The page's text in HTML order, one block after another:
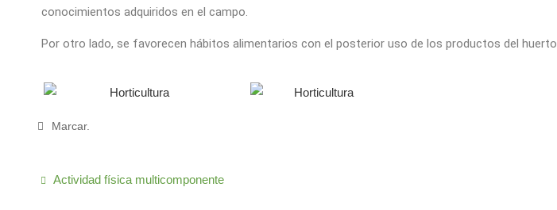
conocimientos adquiridos en el campo.
Por otro lado, se favorecen hábitos alimentarios con el posterior uso de los productos del huerto
Marcar.
Actividad física multicomponente